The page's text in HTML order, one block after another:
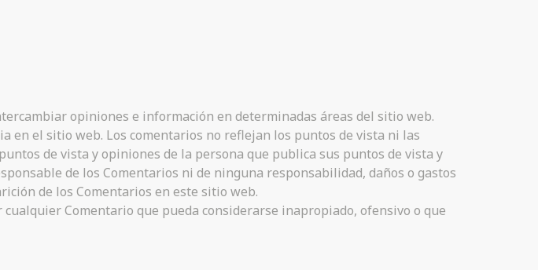
opiniones e información en determinadas áreas del sitio web.
en el sitio web. Los comentarios no reflejan los puntos de vista ni las
de vista y opiniones de la persona que publica sus puntos de vista y
de los Comentarios ni de ninguna responsabilidad, daños o gastos
de los Comentarios en este sitio web.
Comentario que pueda considerarse inapropiado, ofensivo o que